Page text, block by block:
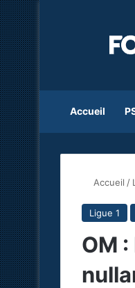
Accueil
Accueil /
Ligue 1
OM